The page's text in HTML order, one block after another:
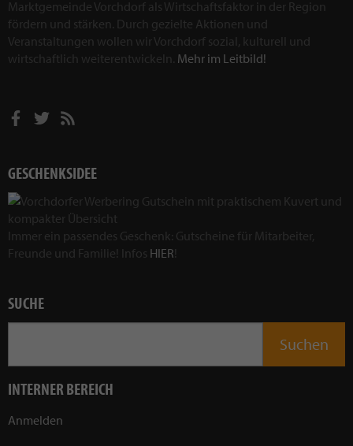
Marktgemeinde Vorchdorf als Wirtschaftsfaktor in der Region
fördern und stärken. Durch gezielte Aktionen und
Veranstaltungen wollen wir Vorchdorf sozial, kulturell und
wirtschaftlich weiterentwickeln. Mehr im Leitbild!
GESCHENKSIDEE
Immer ein passendes Geschenk: Gutscheine für Mitarbeiter,
Freunde und Familie! Infos HIER!
SUCHE
INTERNER BEREICH
Anmelden